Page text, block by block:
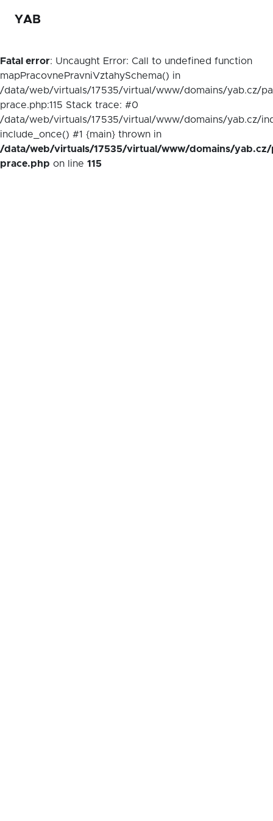
YAB
Fatal error: Uncaught Error: Call to undefined function
mapPracovnePravniVztahySchema() in
/data/web/virtuals/17535/virtual/www/domains/yab.cz/
prace.php:115 Stack trace: #0
/data/web/virtuals/17535/virtual/www/domains/yab.cz/
include_once() #1 {main} thrown in
/data/web/virtuals/17535/virtual/www/domains/yab.cz/
prace.php on line 115